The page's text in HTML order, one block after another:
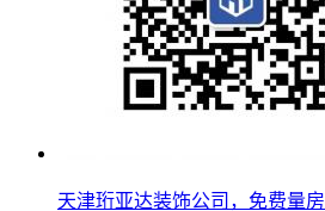
天津珩亚达装饰公司，免费量房